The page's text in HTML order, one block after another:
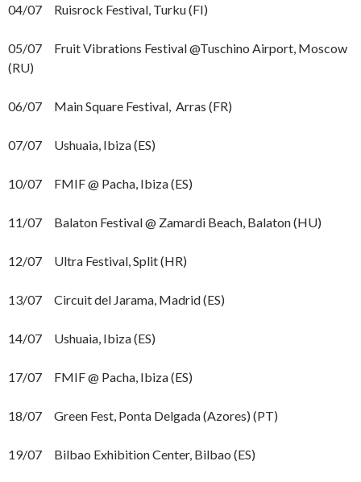
04/07 Ruisrock Festival, Turku (FI)
05/07 Fruit Vibrations Festival @Tuschino Airport, Moscow
(RU)
06/07 Main Square Festival, Arras (FR)
07/07 Ushuaia, Ibiza (ES)
10/07 FMIF @ Pacha, Ibiza (ES)
11/07 Balaton Festival @ Zamardi Beach, Balaton (HU)
12/07 Ultra Festival, Split (HR)
13/07 Circuit del Jarama, Madrid (ES)
14/07 Ushuaia, Ibiza (ES)
17/07 FMIF @ Pacha, Ibiza (ES)
18/07 Green Fest, Ponta Delgada (Azores) (PT)
19/07 Bilbao Exhibition Center, Bilbao (ES)